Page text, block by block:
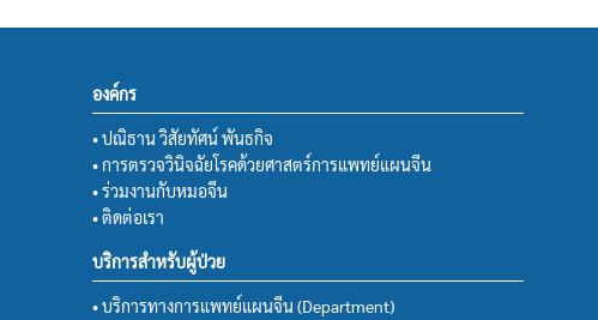
องค์กร
• ปณิธาน วิสัยทัศน์ พันธกิจ
• การตรวจวินิจฉัยโรคด้วยศาสตร์การแพทย์แผนจีน
• ร่วมงานกับหมอจีน
• ติดต่อเรา
บริการสำหรับผู้ป่วย
• บริการทางการแพทย์แผนจีน (Department)